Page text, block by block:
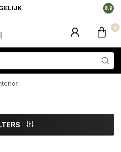
8.9
0